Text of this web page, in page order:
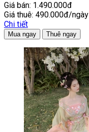
Giá bán: 1.490.000đ
Giá thuê: 490.000đ/ngày
Chi tiết
Mua ngay Thuê ngay